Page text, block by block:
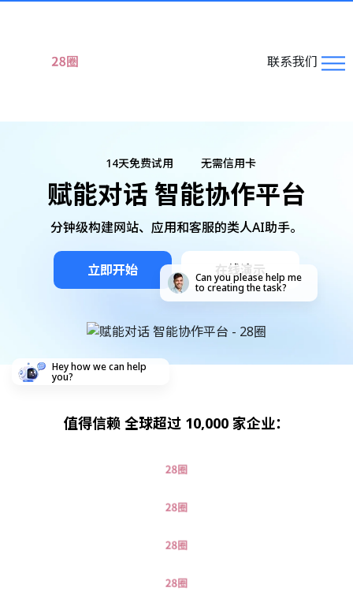
联系我们
14天免费试用 无需信用卡
赋能对话 智能协作平台
分钟级构建网站、应用和客服的类人AI助手。
立即开始 在线演示
Hey how we can help
you?
Can you please help me
to creating the task?
值得信赖 全球超过 10,000 家企业：